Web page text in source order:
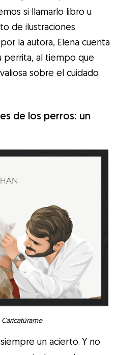
si llamarlo libro u
de ilustraciones
la autora, Elena cuenta
perrita, al tiempo que
sobre el cuidado
de los perros: un
un acierto. Y no